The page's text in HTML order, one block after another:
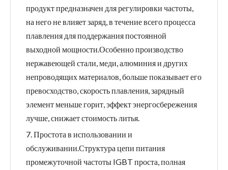
продукт предназначен для регулировки частоты,
на него не влияет заряд, в течение всего процесса
плавления для поддержания постоянной
выходной мощности.Особенно производство
нержавеющей стали, меди, алюминия и других
непроводящих материалов, больше показывает его
превосходство, скорость плавления, зарядный
элемент меньше горит, эффект энергосбережения
лучше, снижает стоимость литья.
7. Простота в использовании и
обслуживании.Структура цепи питания
промежуточной частоты IGBT проста, полная